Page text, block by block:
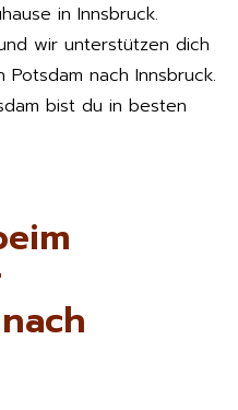
in Innsbruck.
wir unterstützen dich
nach Innsbruck.
bist du in besten